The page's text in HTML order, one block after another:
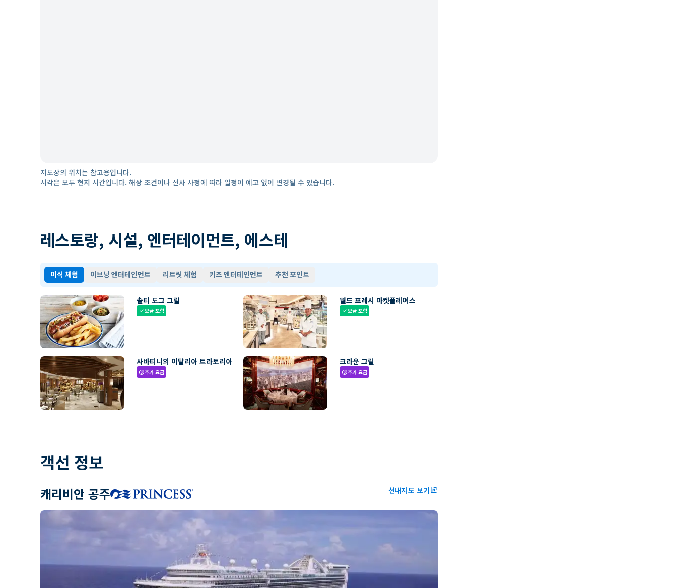
지도상의 위치는 참고용입니다.
시각은 모두 현지 시간입니다. 해상 조건이나 선사 사정에 따라 일정이 예고 없이 변경될 수 있습니다.
레스토랑, 시설, 엔터테이먼트, 에스테
미식 체험 이브닝 엔터테인먼트 리트릿 체험 키즈 엔터테인먼트 추천 포인트
솔티 도그 그릴
check요금 포함
월드 프레시 마켓플레이스
check요금 포함
사바티니의 이탈리아 트라토리아
paid추가 요금
크라운 그릴
paid추가 요금
객선 정보
캐리비안 공주 선내지도 보기ungroup